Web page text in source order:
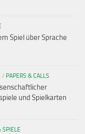
Spiel über Sprache
/ PAPERS & CALLS
und Spielkarten
SPIELE